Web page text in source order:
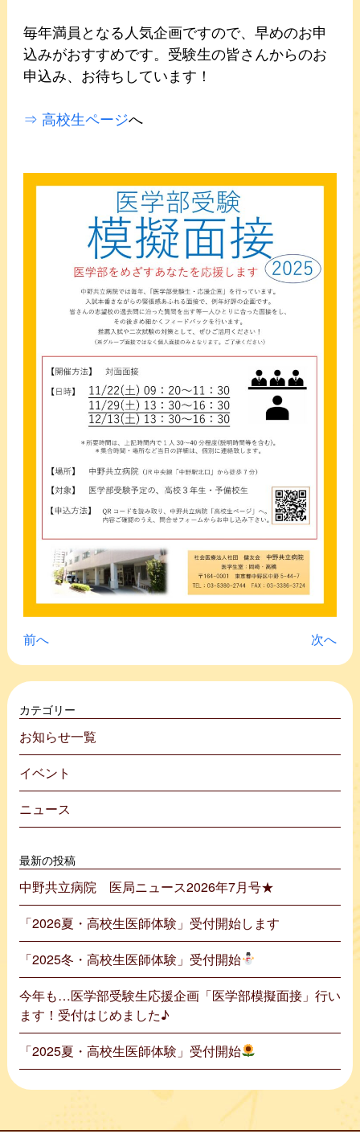
毎年満員となる人気企画ですので、早めのお申
込みがおすすめです。受験生の皆さんからのお
申込み、お待ちしています！
⇒ 高校生ページへ
投稿ナビゲーション
前へ 次へ
カテゴリー
お知らせ一覧
イベント
ニュース
最新の投稿
中野共立病院 医局ニュース2026年7月号★
「2026夏・高校生医師体験」受付開始します
「2025冬・高校生医師体験」受付開始
今年も…医学部受験生応援企画「医学部模擬面接」行い
ます！受付はじめました♪
「2025夏・高校生医師体験」受付開始